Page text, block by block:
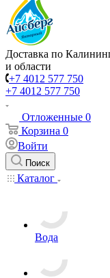
Доставка по
и области
+7 4012 577 750
+7 4012 577 750
Отложенные 0
Корзина 0
Войти
Поиск
Каталог
Вода